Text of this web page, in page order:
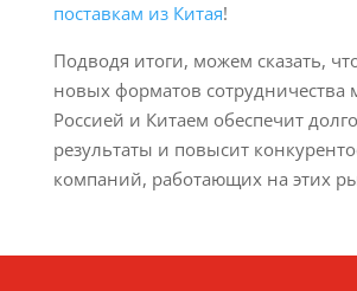
поставкам из Китая!
Подводя итоги, можем сказать,
новых форматов сотрудничества
Россией и Китаем обеспечит
результаты и повысит
компаний, работающих на этих